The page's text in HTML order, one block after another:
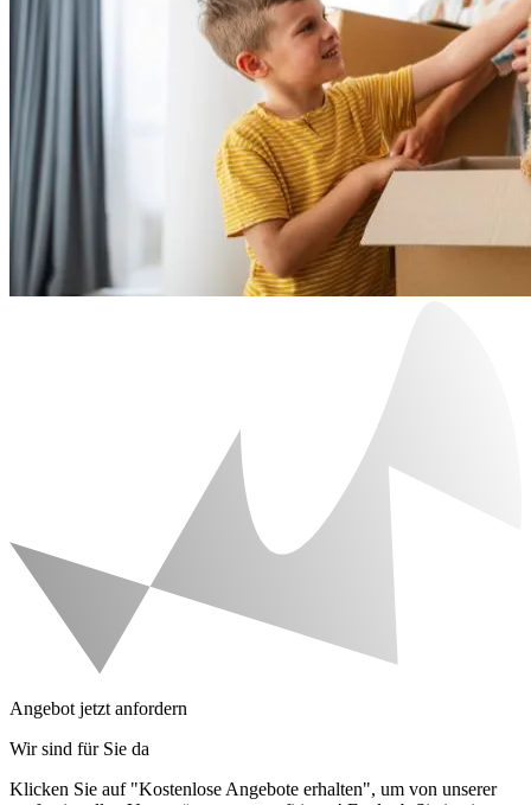
Angebot jetzt anfordern
Wir sind für Sie da
Klicken Sie auf "Kostenlose Angebote erhalten", um von unserer